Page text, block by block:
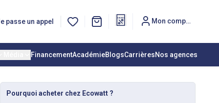
passe un appel Mon compte
FinancementAcadémieBlogsCarrièresNos agences
Pourquoi acheter chez Ecowatt ?